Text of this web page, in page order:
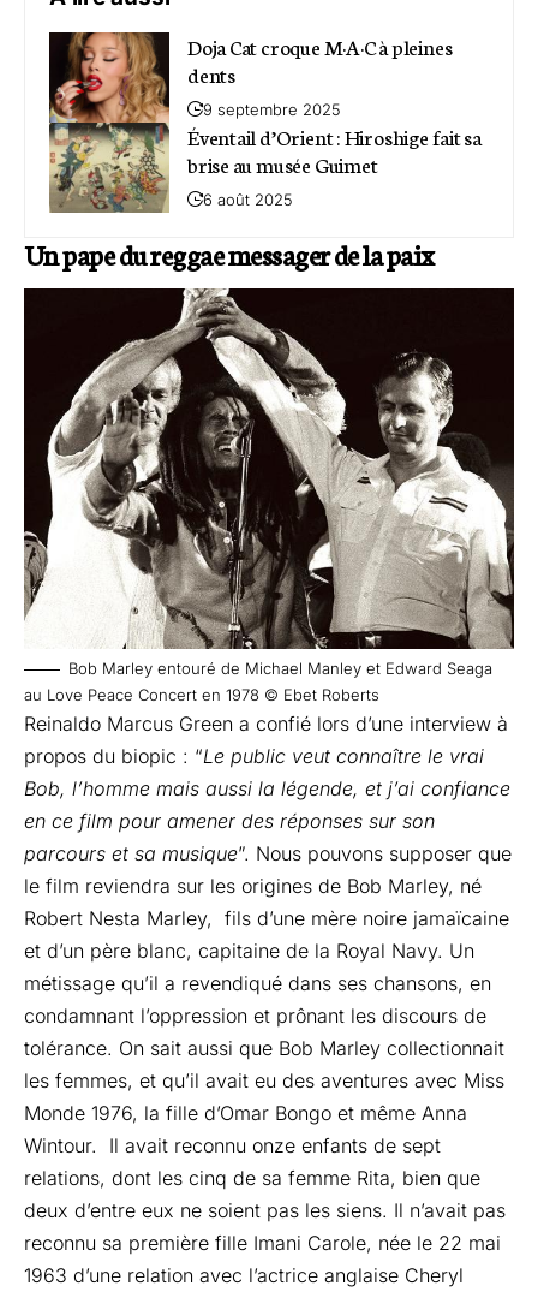
Doja Cat croque M·A·C à pleines
dents
9 septembre 2025
Éventail d’Orient : Hiroshige fait sa
brise au musée Guimet
6 août 2025
Un pape du reggae messager de la paix
Bob Marley entouré de Michael Manley et Edward Seaga
au Love Peace Concert en 1978 © Ebet Roberts
Reinaldo Marcus Green a confié lors d’une interview à
propos du biopic : “Le public veut connaître le vrai
Bob, l’homme mais aussi la légende, et j’ai confiance
en ce film pour amener des réponses sur son
parcours et sa musique”. Nous pouvons supposer que
le film reviendra sur les origines de Bob Marley, né
Robert Nesta Marley, fils d’une mère noire jamaïcaine
et d’un père blanc, capitaine de la Royal Navy. Un
métissage qu’il a revendiqué dans ses chansons, en
condamnant l’oppression et prônant les discours de
tolérance. On sait aussi que Bob Marley collectionnait
les femmes, et qu’il avait eu des aventures avec Miss
Monde 1976, la fille d’Omar Bongo et même Anna
Wintour. Il avait reconnu onze enfants de sept
relations, dont les cinq de sa femme Rita, bien que
deux d’entre eux ne soient pas les siens. Il n’avait pas
reconnu sa première fille Imani Carole, née le 22 mai
1963 d’une relation avec l’actrice anglaise Cheryl